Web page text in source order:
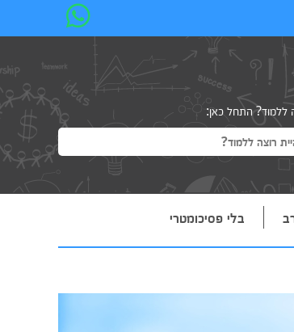
ללמוד? התחל כאן:
בלי פסיכומטרי